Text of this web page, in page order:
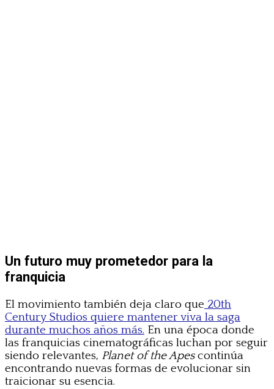
Un futuro muy prometedor para la
franquicia
El movimiento también deja claro que 20th
Century Studios quiere mantener viva la saga
durante muchos años más. En una época donde
las franquicias cinematográficas luchan por seguir
siendo relevantes, Planet of the Apescontinúa
encontrando nuevas formas de evolucionar sin
traicionar su esencia.